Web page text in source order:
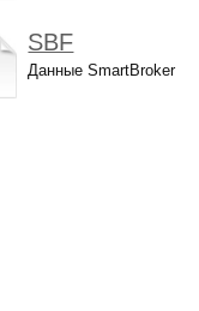
SBF
Данные SmartBroker